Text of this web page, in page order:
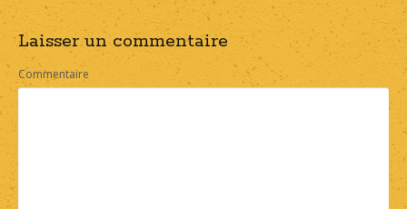
navigation
Laisser un commentaire
Commentaire